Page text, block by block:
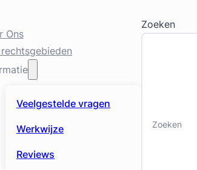
Ons
Veelgestelde vragen
Werkwijze
Reviews
Zoeken